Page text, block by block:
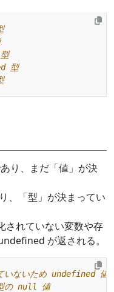
り、まだ「値」が決
、「型」が決まってい
されていない変数や存
が返される。